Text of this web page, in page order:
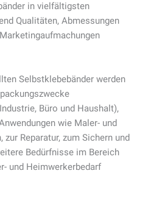
in vielfältigsten
Qualitäten, Abmessungen
Selbstklebebänder werden
Büro und Haushalt),
wie Maler- und
zur Reparatur, zum Sichern und
Bedürfnisse im Bereich
und Heimwerkerbedarf